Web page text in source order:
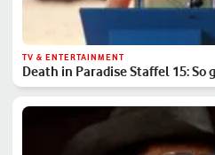
TV & ENTERTAINMENT
Death in Paradise Staffel 15: